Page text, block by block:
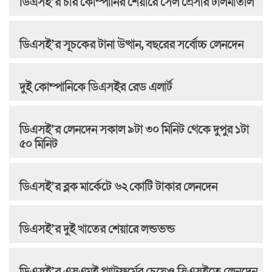
ডিএসই’র সূচকের টানা উত্থান, বছরের সর্বোচ্চ লেনদেন
দুই কোম্পানিকে ডিএসইর রেড এলার্ট
ডিএসই’র লেনদেন সকাল ৯টা ৩০ মিনিট থেকে দুপুর ১টা
৫০ মিনিট
ডিএসই’র ব্লক মার্কেটে ৬২ কোটি টাকার লেনদেন
ডিএসই’র দুই খাতের শেয়ারে লন্ডভন্ড